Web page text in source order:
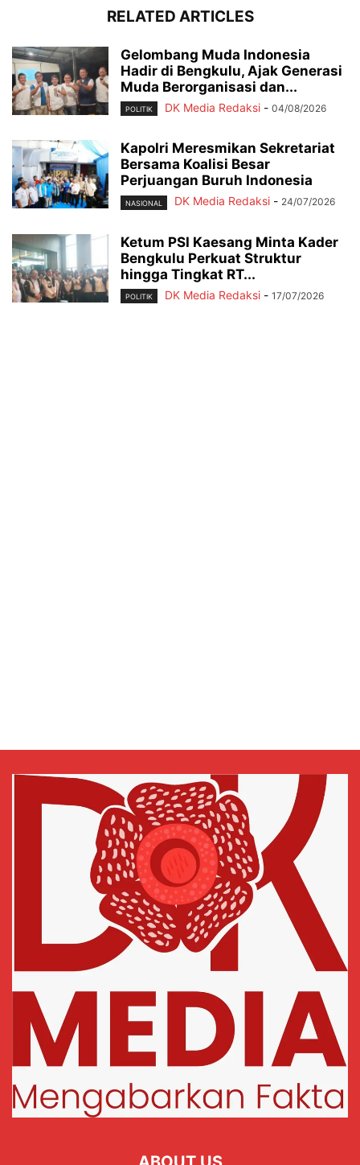
RELATED ARTICLES
Gelombang Muda Indonesia
Hadir di Bengkulu, Ajak Generasi
Muda Berorganisasi dan...
POLITIK DK Media Redaksi - 04/08/2026
Kapolri Meresmikan Sekretariat
Bersama Koalisi Besar
Perjuangan Buruh Indonesia
NASIONAL DK Media Redaksi - 24/07/2026
Ketum PSI Kaesang Minta Kader
Bengkulu Perkuat Struktur
hingga Tingkat RT...
POLITIK DK Media Redaksi - 17/07/2026